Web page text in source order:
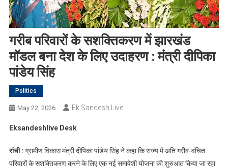
गरीब परिवारों के सशक्तिकरण में झारखंड
मॉडल बना देश के लिए उदाहरण : मंत्री दीपिका
पांडेय सिंह
Politics
May 22, 2026 Ek Sandesh Live
Eksandeshlive Desk
रांची : ग्रामीण विकास मंत्री दीपिका पांडेय सिंह ने कहा कि राज्य में अति गरीब-वंचित
परिवारों के सशक्तिकरण करने के लिए एक नई समावेशी योजना की शुरुआत किया जा रहा